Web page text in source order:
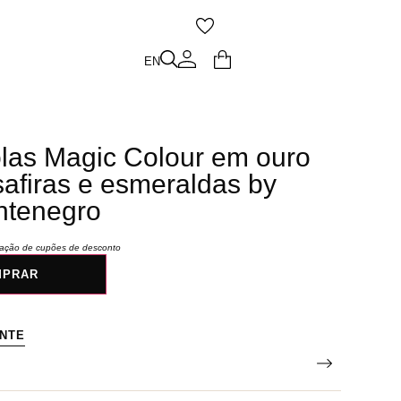
EN
Magic Colour em ouro
e esmeraldas by
de cupões de desconto